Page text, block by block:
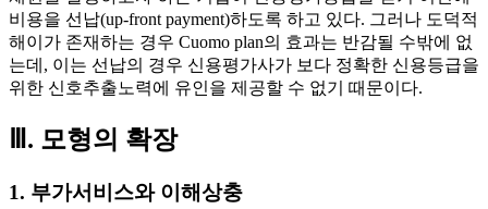
비용을 선납(up-front payment)하도록 하고 있다. 그러나 도덕적
해이가 존재하는 경우 Cuomo plan의 효과는 반감될 수밖에 없
는데, 이는 선납의 경우 신용평가사가 보다 정확한 신용등급을
위한 신호추출노력에 유인을 제공할 수 없기 때문이다.
Ⅲ. 모형의 확장
1. 부가서비스와 이해상충